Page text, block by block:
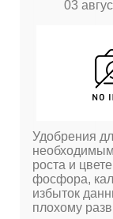
03
Удобрения
роста и
фосфора,
избыток
плохому